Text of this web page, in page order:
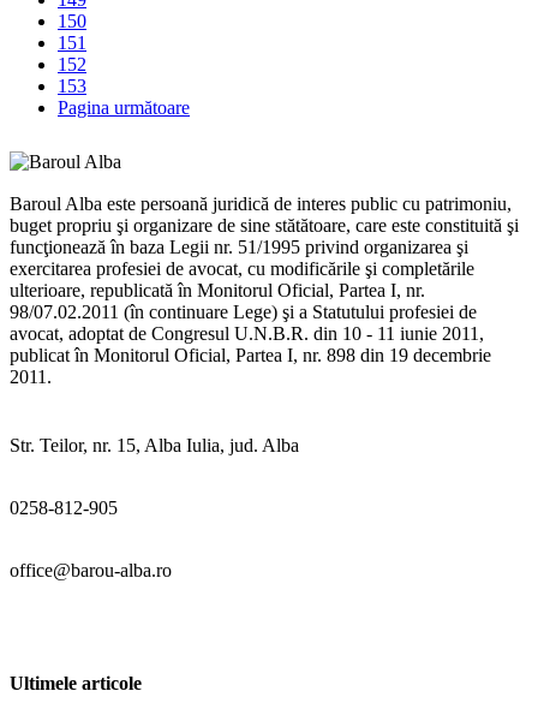
150
151
152
153
Pagina următoare
Baroul Alba este persoană juridică de interes public cu patrimoniu,
buget propriu şi organizare de sine stătătoare, care este constituită şi
funcţionează în baza Legii nr. 51/1995 privind organizarea şi
exercitarea profesiei de avocat, cu modificările şi completările
ulterioare, republicată în Monitorul Oficial, Partea I, nr.
98/07.02.2011 (în continuare Lege) şi a Statutului profesiei de
avocat, adoptat de Congresul U.N.B.R. din 10 - 11 iunie 2011,
publicat în Monitorul Oficial, Partea I, nr. 898 din 19 decembrie
2011.
Str. Teilor, nr. 15, Alba Iulia, jud. Alba
0258-812-905
office@barou-alba.ro
Ultimele articole